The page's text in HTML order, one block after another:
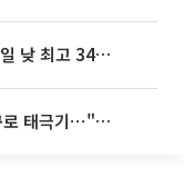
[내일 날씨] 전국 무더위 계속…10일 낮 최고 34도 육박
서경덕 교수, 김희철도 분노한 거꾸로 태극기⋯"엉터리는 아냐, 아쉬울 뿐"